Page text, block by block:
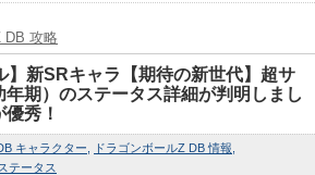
DB 攻略
】新SRキャラ【期待の新世代】超サ
期）のステータス詳細が判明しまし
秀！
キャラクター
ドラゴンボールZ DB 情報
テータス